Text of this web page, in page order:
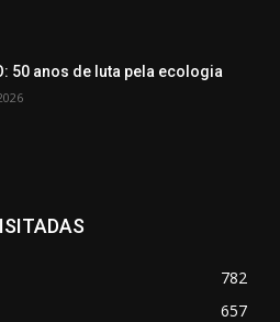
50 anos de luta pela ecologia
782
657